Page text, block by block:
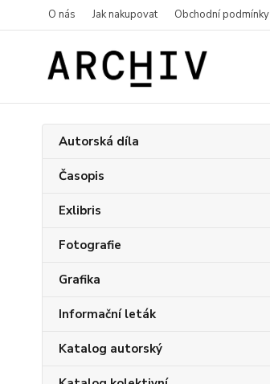
O nás Jak nakupovat Obchodní podmínky
Autorská díla
Časopis
Exlibris
Fotografie
Grafika
Informační leták
Katalog autorský